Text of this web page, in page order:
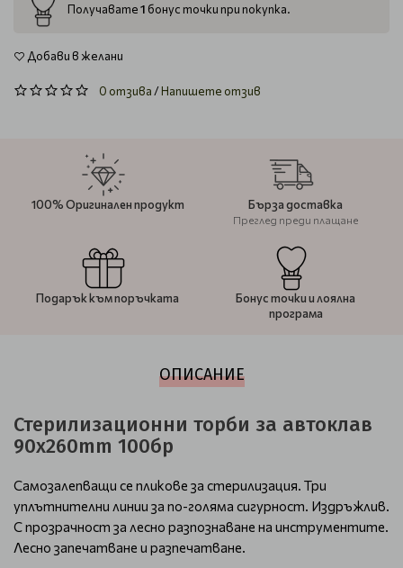
Получавате1 бонус точки при покупка.
Добави в желани
0 отзива/Напишете отзив
100% Оригинален продукт Бърза доставка
Преглед преди плащане
Подарък към поръчката
Бонус точки и лоялна
програма
ОПИСАНИЕ
Стерилизационни торби за автоклав
90х260mm 100бр
Самозалепващи се пликове за стерилизация. Три
уплътнителни линии за по-голяма сигурност. Издръжлив.
С прозрачност за лесно разпознаване на инструментите.
Лесно запечатване и разпечатване.